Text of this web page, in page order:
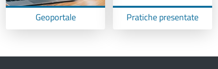
Geoportale Pratiche presentate